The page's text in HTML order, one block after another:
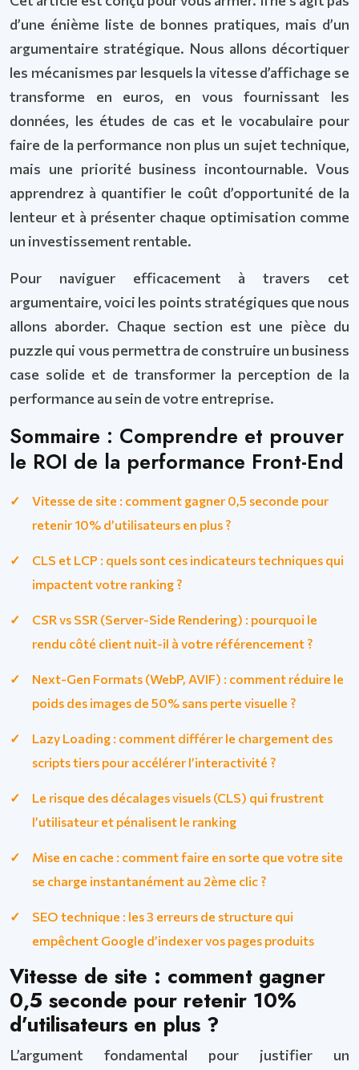
d’une énième liste de bonnes pratiques, mais d’un
argumentaire stratégique. Nous allons décortiquer
les mécanismes par lesquels la vitesse d’affichage se
transforme en euros, en vous fournissant les
données, les études de cas et le vocabulaire pour
faire de la performance non plus un sujet technique,
mais une priorité business incontournable. Vous
apprendrez à quantifier le coût d’opportunité de la
lenteur et à présenter chaque optimisation comme
un investissement rentable.
Pour naviguer efficacement à travers cet
argumentaire, voici les points stratégiques que nous
allons aborder. Chaque section est une pièce du
puzzle qui vous permettra de construire un business
case solide et de transformer la perception de la
performance au sein de votre entreprise.
Sommaire : Comprendre et prouver
le ROI de la performance Front-End
Vitesse de site : comment gagner 0,5 seconde pour
retenir 10% d’utilisateurs en plus ?
CLS et LCP : quels sont ces indicateurs techniques qui
impactent votre ranking ?
CSR vs SSR (Server-Side Rendering) : pourquoi le
rendu côté client nuit-il à votre référencement ?
Next-Gen Formats (WebP, AVIF) : comment réduire le
poids des images de 50% sans perte visuelle ?
Lazy Loading : comment différer le chargement des
scripts tiers pour accélérer l’interactivité ?
Le risque des décalages visuels (CLS) qui frustrent
l’utilisateur et pénalisent le ranking
Mise en cache : comment faire en sorte que votre site
se charge instantanément au 2ème clic ?
SEO technique : les 3 erreurs de structure qui
empêchent Google d’indexer vos pages produits
Vitesse de site : comment gagner
0,5 seconde pour retenir 10%
d’utilisateurs en plus ?
L’argument fondamental pour justifier un